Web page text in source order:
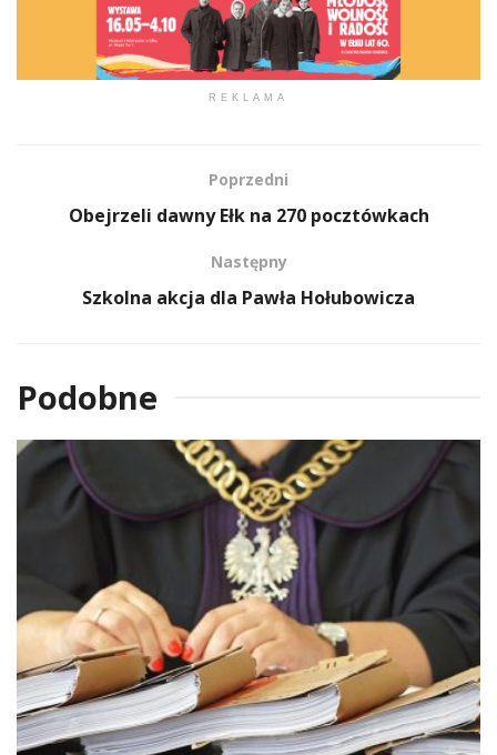
REKLAMA
Poprzedni
Obejrzeli dawny Ełk na 270 pocztówkach
Następny
Szkolna akcja dla Pawła Hołubowicza
Podobne